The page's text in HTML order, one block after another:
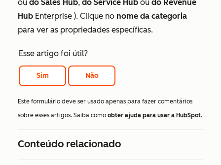
ou do Sales Hub, do Service Hub ou do Revenue
Hub Enterprise ). Clique no nome da categoria
para ver as propriedades específicas.
Esse artigo foi útil?
Sim Não
Este formulário deve ser usado apenas para fazer comentários
sobre esses artigos. Saiba como obter ajuda para usar a HubSpot.
Conteúdo relacionado